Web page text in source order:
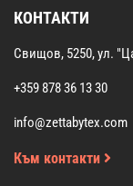
КОНТАКТИ
Свищов, 5250, ул.
+359 878 36 13 30
info@zettabytex.com
Към контакти